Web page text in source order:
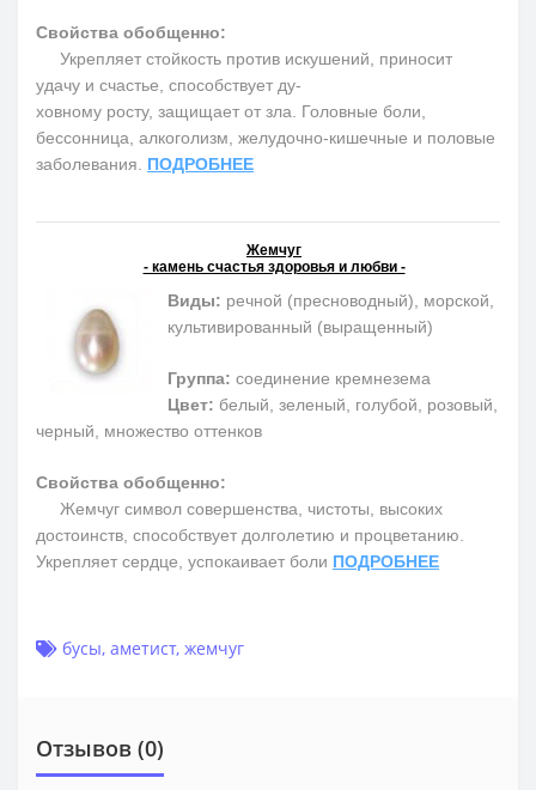
Свойства обобщенно:
Укрепляет стойкость против искушений, приносит
удачу и счастье, способствует ду-
ховному росту, защищает от зла. Головные боли,
бессонница, алкоголизм, желудочно-кишечные и половые
заболевания. ПОДРОБНЕЕ
Жемчуг
- камень счастья здоровья и любви -
Виды: речной (пресноводный), морской,
культивированный (выращенный)
Группа: соединение кремнезема
Цвет: белый, зеленый, голубой, розовый,
черный, множество оттенков
Свойства обобщенно:
Жемчуг символ совершенства, чистоты, высоких
достоинств, способствует долголетию и процветанию.
Укрепляет сердце, успокаивает боли ПОДРОБНЕЕ
бусы, аметист, жемчуг
Отзывов (0)